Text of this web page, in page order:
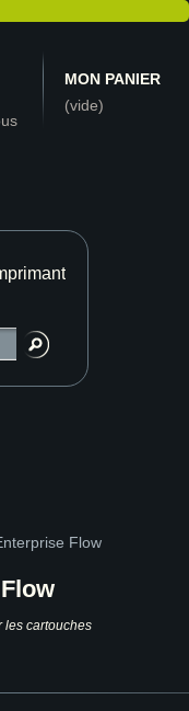
MON PANIER
(vide)
Flow
les cartouches